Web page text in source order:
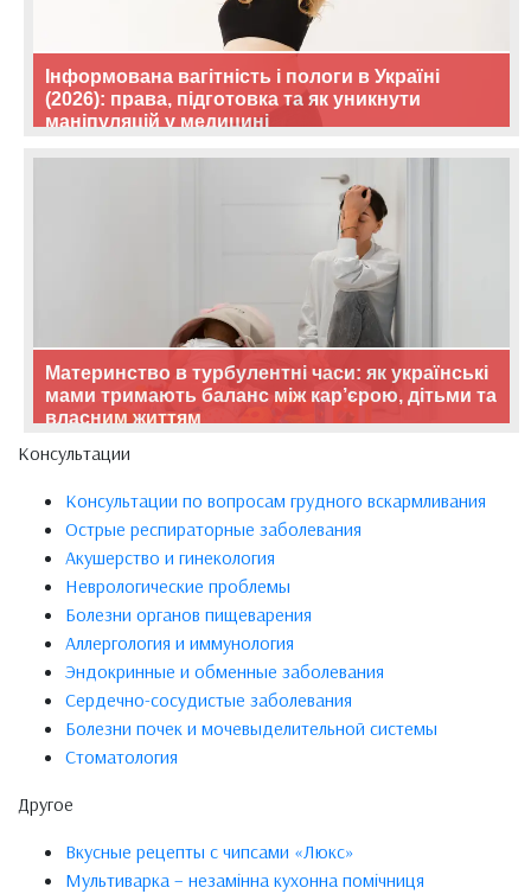
Інформована вагітність і пологи в Україні
(2026): права, підготовка та як уникнути
маніпуляцій у медицині
Материнство в турбулентні часи: як українські
мами тримають баланс між кар’єрою, дітьми та
власним життям
Консультации
Консультации по вопросам грудного вскармливания
Острые респираторные заболевания
Акушерство и гинекология
Неврологические проблемы
Болезни органов пищеварения
Аллергология и иммунология
Эндокринные и обменные заболевания
Сердечно-сосудистые заболевания
Болезни почек и мочевыделительной системы
Стоматология
Другое
Вкусные рецепты с чипсами «Люкс»
Мультиварка – незамінна кухонна помічниця